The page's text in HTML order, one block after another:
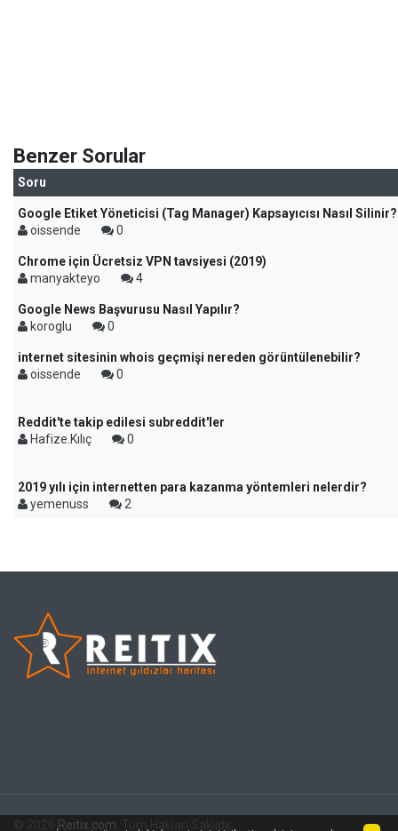
Benzer Sorular
Soru
Google Etiket Yöneticisi (Tag Manager) Kapsayıcısı Nasıl Silinir?
oissende
0
Chrome için Ücretsiz VPN tavsiyesi (2019)
manyakteyo
4
Google News Başvurusu Nasıl Yapılır?
koroglu
0
internet sitesinin whois geçmişi nereden görüntülenebilir?
oissende
0
Reddit'te takip edilesi subreddit'ler
Hafize.Kılıç
0
2019 yılı için internetten para kazanma yöntemleri nelerdir?
yemenuss
2
Reitix.com